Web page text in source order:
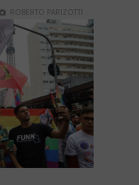
ROBERTO PARIZOTTI